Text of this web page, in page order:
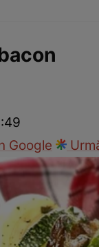
Google